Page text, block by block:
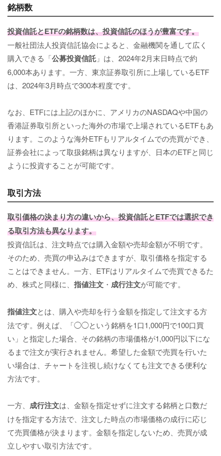
銘柄数
投資信託とETFの銘柄数は、投資信託のほうが豊富です。
一般社団法人投資信託協会によると、金融機関を通して広く
購入できる「公募投資信託 」は、2024年2月末日時点で約
6,000本あります。一方、東京証券取引所に上場しているETF
は、2024年3月時点で300本程度です。
なお、ETFには上記のほかに、アメリカのNASDAQや中国の
香港証券取引所といった海外の市場で上場されているETFもあ
ります。このような海外ETFもリアルタイムでの売買ができ、
証券会社によって取扱銘柄は異なりますが、日本のETFと同じ
ように投資することが可能です。
取引方法
取引価格の決まり方の違いから、投資信託とETFでは選択でき
る取引方法も異なります。
投資信託は、注文時点では購入金額や売却金額が不明です。
そのため、売買の申込みはできますが、取引価格を指定する
ことはできません。一方、ETFはリアルタイムで売買できるた
め、株式と同様に、 指値注文 ・ 成行注文が可能です。
指値注文とは、購入や売却を行う金額を指定して注文する方
法です。例えば、「◯◯という銘柄を1口1,000円で100口買
い」と指定した場合、その銘柄の市場価格が1,000円以下にな
るまで注文が実行されません。希望した金額で売買を行いた
い場合は、チャートを注視し続けなくても注文できる便利な
方法です。
一方、 成行注文は、金額を指定せずに注文する銘柄と口数だ
けを指定する方法で、注文した時点の市場価格の成行に応じ
て売買価格が決まります。金額を指定しないため、売買が成
立しやすい取引方法です。